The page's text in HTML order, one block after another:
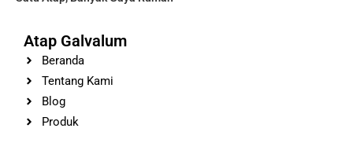
Atap Galvalum
Beranda
Tentang Kami
Blog
Produk